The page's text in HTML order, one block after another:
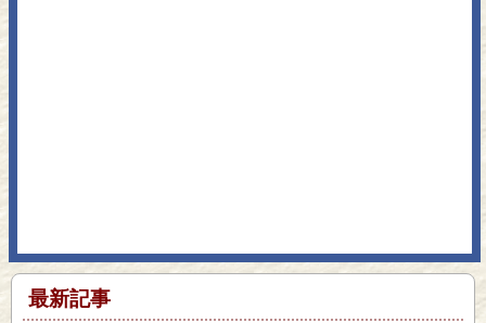
最新記事